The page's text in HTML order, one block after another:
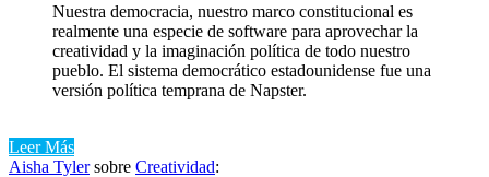
Nuestra democracia, nuestro marco constitucional es
realmente una especie de software para aprovechar la
creatividad y la imaginación política de todo nuestro
pueblo. El sistema democrático estadounidense fue una
versión política temprana de Napster.
Leer Más
Aisha Tylersobre Creatividad: